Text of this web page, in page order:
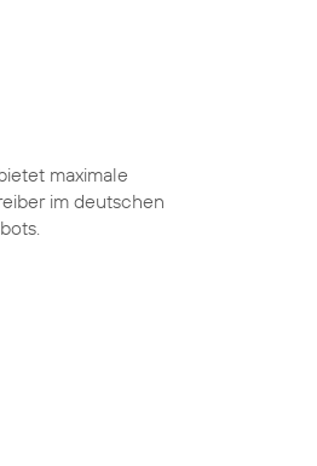
maximale
im deutschen